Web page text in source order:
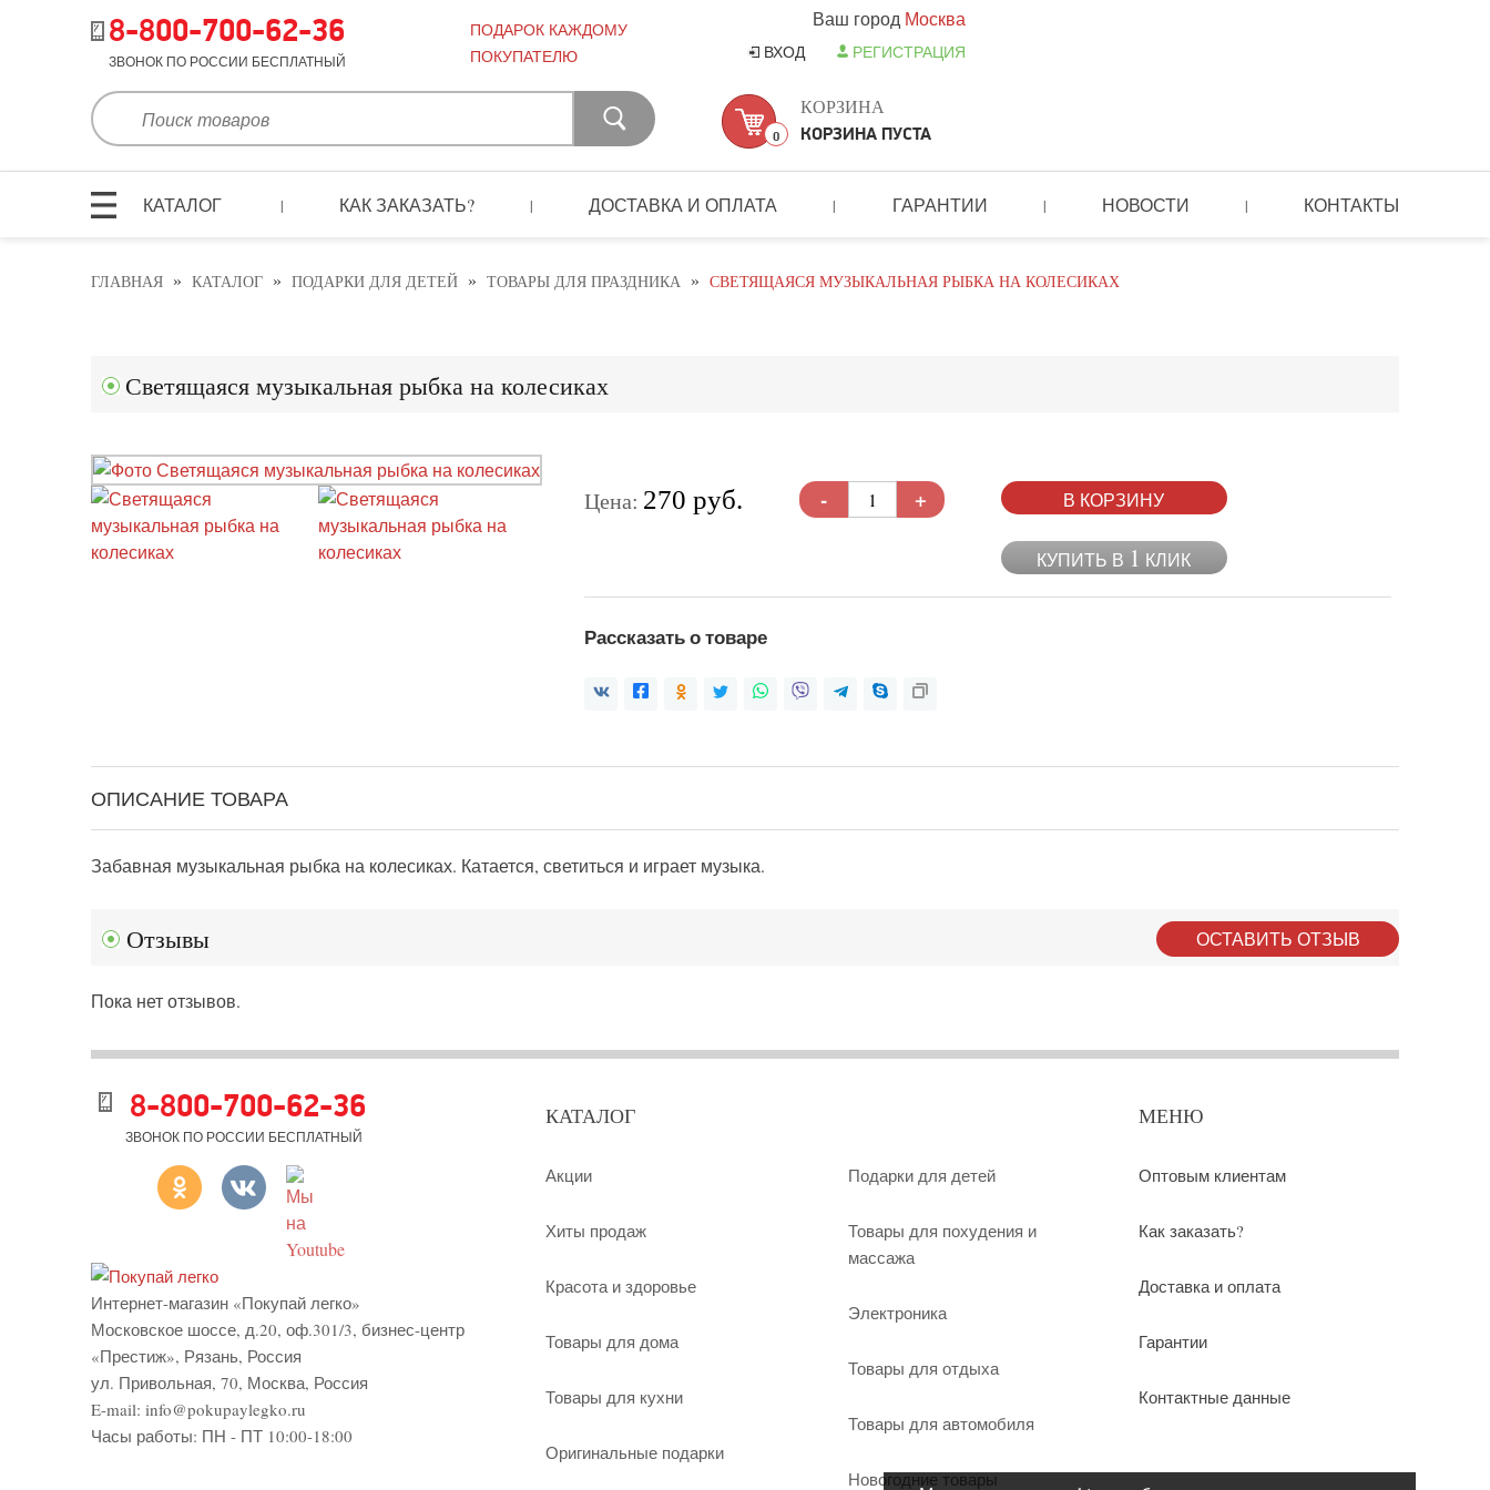
8-800-700-62-36
ЗВОНОК ПО РОССИИ БЕСПЛАТНЫЙ
ПОДАРОК КАЖДОМУ
ПОКУПАТЕЛЮ
Ваш город Москва
ВХОД РЕГИСТРАЦИЯ
0
КОРЗИНА
КОРЗИНА ПУСТА
КАТАЛОГ | КАК ЗАКАЗАТЬ? | ДОСТАВКА И ОПЛАТА | ГАРАНТИИ | НОВОСТИ | КОНТАКТЫ
ГЛАВНАЯ » КАТАЛОГ » ПОДАРКИ ДЛЯ ДЕТЕЙ » ТОВАРЫ ДЛЯ ПРАЗДНИКА » СВЕТЯЩАЯСЯ МУЗЫКАЛЬНАЯ РЫБКА НА КОЛЕСИКАХ
Светящаяся музыкальная рыбка на колесиках
Цена: 270 руб. - + В КОРЗИНУ
КУПИТЬ В 1 КЛИК
Рассказать о товаре
ОПИСАНИЕ ТОВАРА
Забавная музыкальная рыбка на колесиках. Катается, светиться и играет музыка.
Отзывы ОСТАВИТЬ ОТЗЫВ
Пока нет отзывов.
8-800-700-62-36
ЗВОНОК ПО РОССИИ БЕСПЛАТНЫЙ
Интернет-магазин «Покупай легко»
Московское шоссе, д.20, оф.301/3, бизнес-центр
«Престиж», Рязань, Россия
ул. Привольная, 70, Москва, Россия
E-mail: info@pokupaylegko.ru
Часы работы: ПН - ПТ 10:00-18:00
КАТАЛОГ
Акции
Хиты продаж
Красота и здоровье
Товары для дома
Товары для кухни
Оригинальные подарки
Подарки для детей
Товары для похудения и
массажа
Электроника
Товары для отдыха
Товары для автомобиля
Новогодние товары
МЕНЮ
Оптовым клиентам
Как заказать?
Доставка и оплата
Гарантии
Контактные данные